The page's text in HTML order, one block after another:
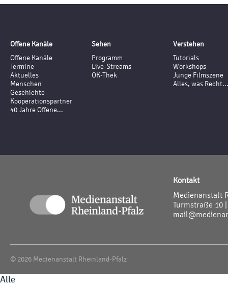
Offene Kanäle
Offene Kanäle
Termine
Aktuelles
Menschen
Geschichte
Kooperationspartner
40 Jahre Offene...
Sehen
Programm
Live-Streams
OK-Thek
Verstehen
Tutorials
Workshops
Junge Filmszene
Alles, was Recht...
Kontakt
Medienanstalt
Turmstraße 10
© 2026 Medienanstalt Rheinland-Pfalz
Alle